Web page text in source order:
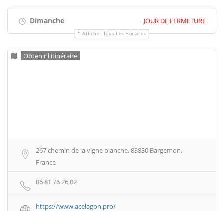
Dimanche JOUR DE FERMETURE
Afficher Tous Les Horaires
Obtenir l'itinéraire
267 chemin de la vigne blanche, 83830 Bargemon,
France
06 81 76 26 02
https://www.acelagon.pro/